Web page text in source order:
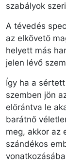
szabályok
A tévedés
az elkövető
helyett más
jelen lévő
Így ha a
szemben jön
előrántva le
barátnő
meg, akkor az
szándékos